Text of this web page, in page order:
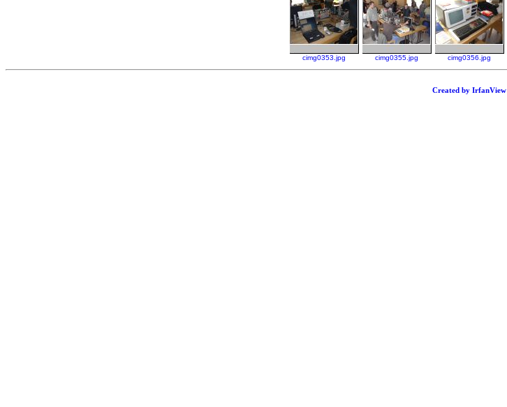
cimg0353.jpg cimg0355.jpg cimg0356.jpg
Created by IrfanView